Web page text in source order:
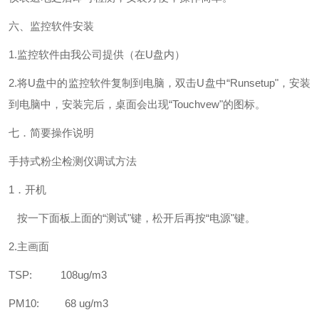
六、监控软件安装
1.监控软件由我公司提供（在U盘内）
2.将U盘中的监控软件复制到电脑，双击U盘中“Runsetup"，安装
到电脑中，安装完后，桌面会出现“Touchvew"的图标。
七．简要操作说明
手持式粉尘检测仪调试方法
1．开机
按一下面板上面的“测试"键，松开后再按“电源"键。
2.主画面
TSP: 108ug/m3
PM10: 68 ug/m3